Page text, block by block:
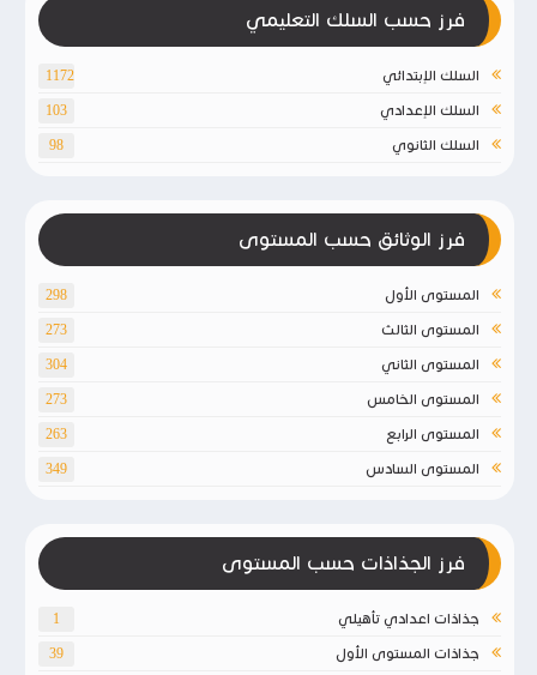
فرز حسب السلك التعليمي
السلك الإبتدائي 1172
السلك الإعدادي 103
السلك الثانوي 98
فرز الوثائق حسب المستوى
المستوى الأول 298
المستوى الثالث 273
المستوى الثاني 304
المستوى الخامس 273
المستوى الرابع 263
المستوى السادس 349
فرز الجذاذات حسب المستوى
جذاذات اعدادي تأهيلي 1
جذاذات المستوى الأول 39